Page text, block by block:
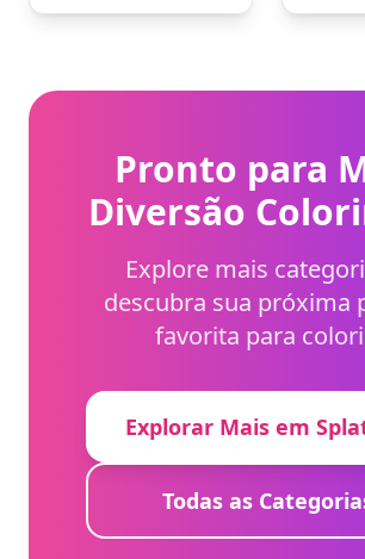
Pronto para
Diversão
Explore mais
descubra sua próxima
favorita para
Explorar Mais em
Todas as